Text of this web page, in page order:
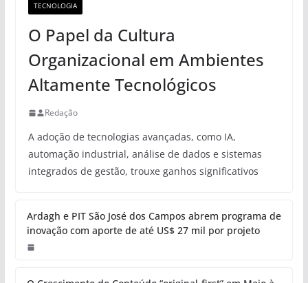
TECNOLOGIA
O Papel da Cultura
Organizacional em Ambientes
Altamente Tecnológicos
Redação
A adoção de tecnologias avançadas, como IA,
automação industrial, análise de dados e sistemas
integrados de gestão, trouxe ganhos significativos
Ardagh e PIT São José dos Campos abrem programa de
inovação com aporte de até US$ 27 mil por projeto